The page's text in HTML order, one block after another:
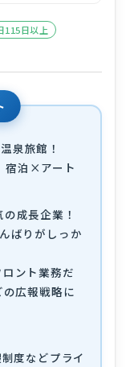
115日以上
泉旅館！
宿泊×アート
成長企業！
ばりがしっか
ント業務だ
広報戦略に
度などプライ